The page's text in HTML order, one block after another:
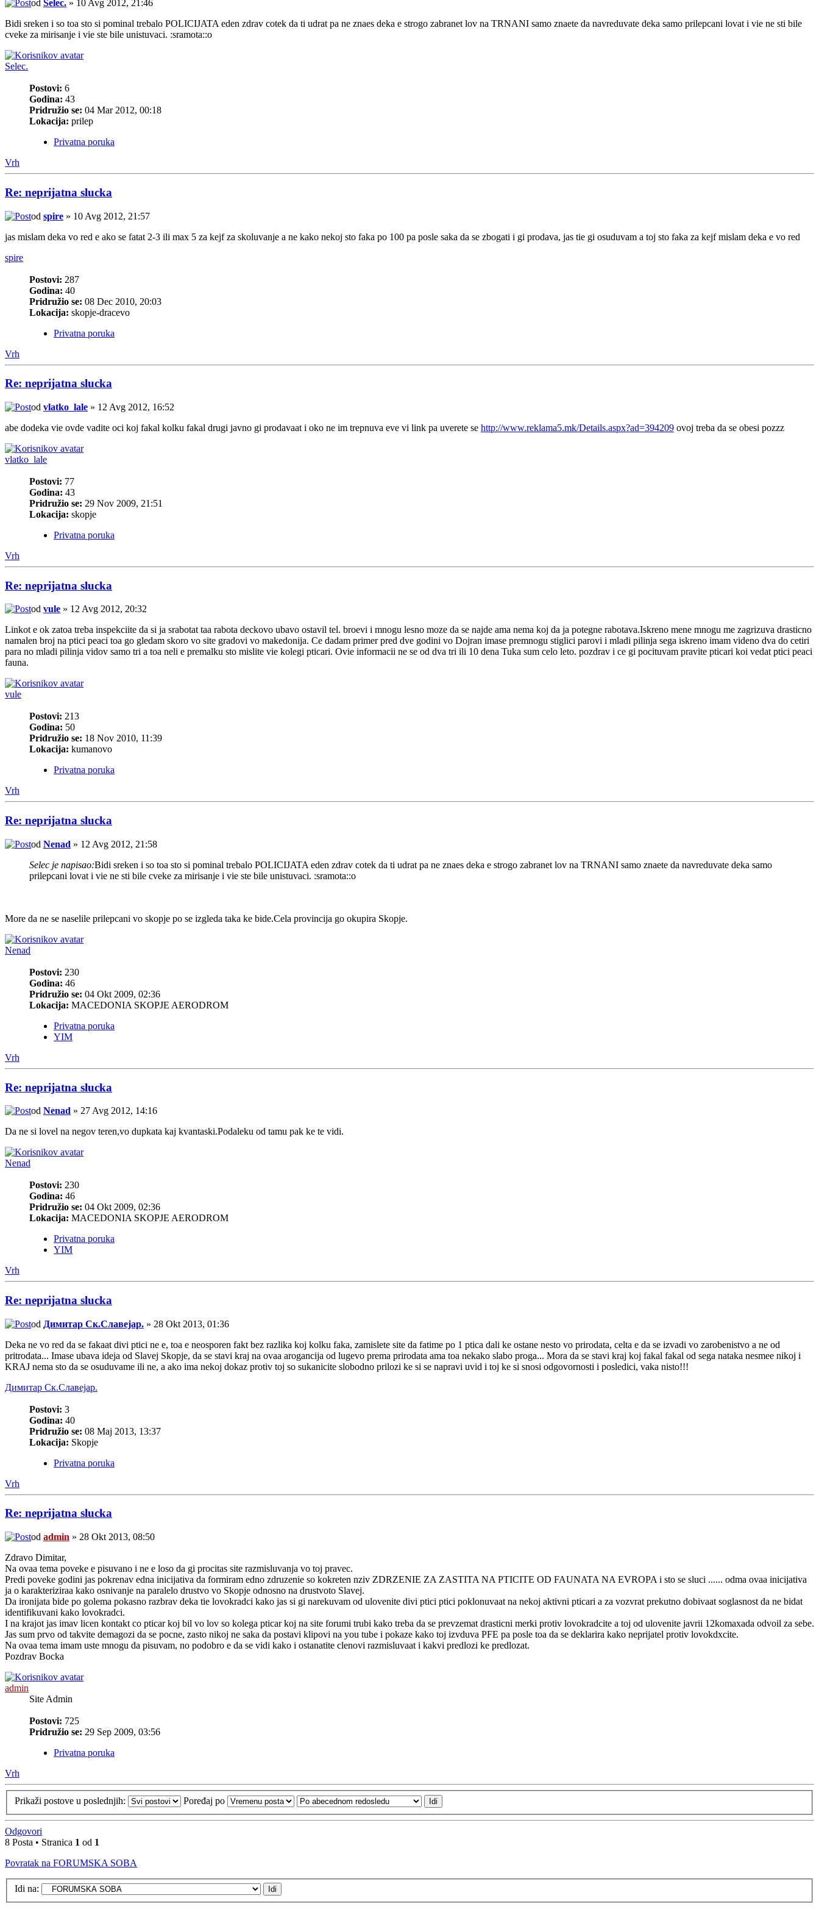
od Selec. » 10 Avg 2012, 21:46
Bidi sreken i so toa sto si pominal trebalo POLICIJATA eden zdrav cotek da ti udrat pa ne znaes deka e strogo zabranet lov na TRNANI samo znaete da navreduvate deka samo prilepcani lovat i vie ne sti bile
cveke za mirisanje i vie ste bile unistuvaci. :sramota::o
Selec.
Postovi: 6
Godina: 43
Pridružio se: 04 Mar 2012, 00:18
Lokacija: prilep
Privatna poruka
Vrh
Re: neprijatna slucka
od spire » 10 Avg 2012, 21:57
jas mislam deka vo red e ako se fatat 2-3 ili max 5 za kejf za skoluvanje a ne kako nekoj sto faka po 100 pa posle saka da se zbogati i gi prodava, jas tie gi osuduvam a toj sto faka za kejf mislam deka e vo red
spire
Postovi: 287
Godina: 40
Pridružio se: 08 Dec 2010, 20:03
Lokacija: skopje-dracevo
Privatna poruka
Vrh
Re: neprijatna slucka
od vlatko_lale » 12 Avg 2012, 16:52
abe dodeka vie ovde vadite oci koj fakal kolku fakal drugi javno gi prodavaat i oko ne im trepnuva eve vi link pa uverete se http://www.reklama5.mk/Details.aspx?ad=394209 ovoj treba da se obesi pozzz
vlatko_lale
Postovi: 77
Godina: 43
Pridružio se: 29 Nov 2009, 21:51
Lokacija: skopje
Privatna poruka
Vrh
Re: neprijatna slucka
od vule » 12 Avg 2012, 20:32
Linkot e ok zatoa treba inspekciite da si ja srabotat taa rabota deckovo ubavo ostavil tel. broevi i mnogu lesno moze da se najde ama nema koj da ja potegne rabotava.Iskreno mene mnogu me zagrizuva drasticno
namalen broj na ptici peaci toa go gledam skoro vo site gradovi vo makedonija. Ce dadam primer pred dve godini vo Dojran imase premnogu stiglici parovi i mladi pilinja sega iskreno imam videno dva do cetiri
para no mladi pilinja vidov samo tri a toa neli e premalku sto mislite vie kolegi pticari. Ovie informacii ne se od dva tri ili 10 dena Tuka sum celo leto. pozdrav i ce gi pocituvam pravite pticari koi vedat ptici peaci
fauna.
vule
Postovi: 213
Godina: 50
Pridružio se: 18 Nov 2010, 11:39
Lokacija: kumanovo
Privatna poruka
Vrh
Re: neprijatna slucka
od Nenad » 12 Avg 2012, 21:58
Selec je napisao:Bidi sreken i so toa sto si pominal trebalo POLICIJATA eden zdrav cotek da ti udrat pa ne znaes deka e strogo zabranet lov na TRNANI samo znaete da navreduvate deka samo
prilepcani lovat i vie ne sti bile cveke za mirisanje i vie ste bile unistuvaci. :sramota::o
More da ne se naselile prilepcani vo skopje po se izgleda taka ke bide.Cela provincija go okupira Skopje.
Nenad
Postovi: 230
Godina: 46
Pridružio se: 04 Okt 2009, 02:36
Lokacija: MACEDONIA SKOPJE AERODROM
Privatna poruka
YIM
Vrh
Re: neprijatna slucka
od Nenad » 27 Avg 2012, 14:16
Da ne si lovel na negov teren,vo dupkata kaj kvantaski.Podaleku od tamu pak ke te vidi.
Nenad
Postovi: 230
Godina: 46
Pridružio se: 04 Okt 2009, 02:36
Lokacija: MACEDONIA SKOPJE AERODROM
Privatna poruka
YIM
Vrh
Re: neprijatna slucka
od Димитар Ск.Славејар. » 28 Okt 2013, 01:36
Deka ne vo red da se fakaat divi ptici ne e, toa e neosporen fakt bez razlika koj kolku faka, zamislete site da fatime po 1 ptica dali ke ostane nesto vo prirodata, celta e da se izvadi vo zarobenistvo a ne od
pritrodata... Imase ubava ideja od Slavej Skopje, da se stavi kraj na ovaa arogancija od lugevo prema prirodata ama toa nekako slabo proga... Mora da se stavi kraj koj fakal fakal od sega nataka nesmee nikoj i
KRAJ nema sto da se osuduvame ili ne, a ako ima nekoj dokaz protiv toj so sukanicite slobodno prilozi ke si se napravi uvid i toj ke si snosi odgovornosti i posledici, vaka nisto!!!
Димитар Ск.Славејар.
Postovi: 3
Godina: 40
Pridružio se: 08 Maj 2013, 13:37
Lokacija: Skopje
Privatna poruka
Vrh
Re: neprijatna slucka
od admin » 28 Okt 2013, 08:50
Zdravo Dimitar,
Na ovaa tema poveke e pisuvano i ne e loso da gi procitas site razmisluvanja vo toj pravec.
Predi poveke godini jas pokrenav edna inicijativa da formiram edno zdruzenie so kokreten nziv ZDRZENIE ZA ZASTITA NA PTICITE OD FAUNATA NA EVROPA i sto se sluci ...... odma ovaa inicijativa
ja o karakteriziraa kako osnivanje na paralelo drustvo vo Skopje odnosno na drustvoto Slavej.
Da ironijata bide po golema pokasno razbrav deka tie lovokradci kako jas si gi narekuvam od ulovenite divi ptici ptici poklonuvaat na nekoj aktivni pticari a za vozvrat prekutno dobivaat soglasnost da ne bidat
identifikuvani kako lovokradci.
I na krajot jas imav licen kontakt co pticar koj bil vo lov so kolega pticar koj na site forumi trubi kako treba da se prevzemat drasticni merki protiv lovokradcite a toj od ulovenite javrii 12komaxada odvoil za sebe.
Jas sum prvo od takvite demagozi da se pocne, zasto nikoj ne saka da postavi klipovi na you tube i pokaze kako toj izvduva PFE pa posle toa da se deklarira kako neprijatel protiv lovokdxcite.
Na ovaa tema imam uste mnogu da pisuvam, no podobro e da se vidi kako i ostanatite clenovi razmisluvaat i kakvi predlozi ke predlozat.
Pozdrav Bocka
admin
Site Admin
Postovi: 725
Pridružio se: 29 Sep 2009, 03:56
Privatna poruka
Vrh
Prikaži postove u poslednjih: Poređaj po
Odgovori
8 Posta • Stranica 1 od 1
Povratak na FORUMSKA SOBA
Idi na: